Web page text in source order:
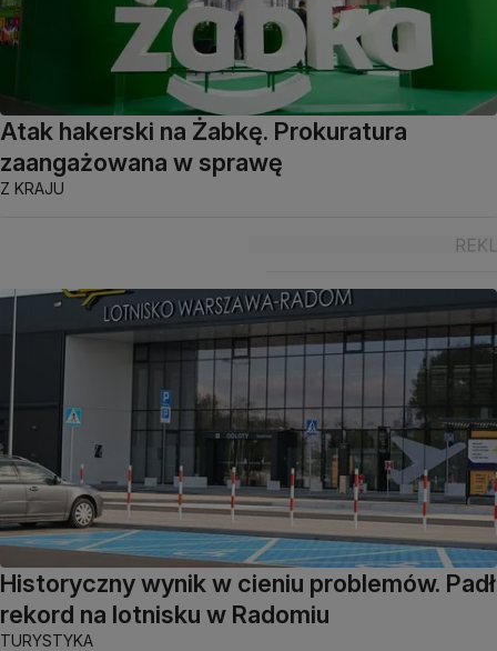
Atak hakerski na Żabkę. Prokuratura
zaangażowana w sprawę
Z KRAJU
Historyczny wynik w cieniu problemów. Padł
rekord na lotnisku w Radomiu
TURYSTYKA